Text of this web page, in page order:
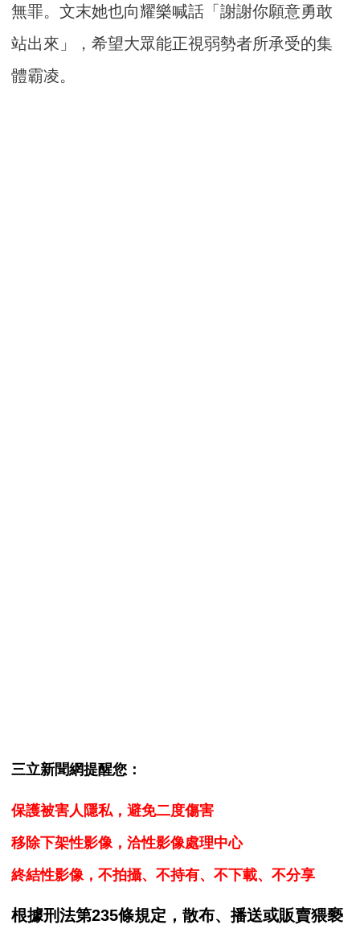
無罪。文末她也向耀樂喊話「謝謝你願意勇敢
站出來」，希望大眾能正視弱勢者所承受的集
體霸凌。
三立新聞網提醒您：
保護被害人隱私，避免二度傷害
移除下架性影像，洽性影像處理中心
終結性影像，不拍攝、不持有、不下載、不分享
根據刑法第235條規定，散布、播送或販賣猥褻